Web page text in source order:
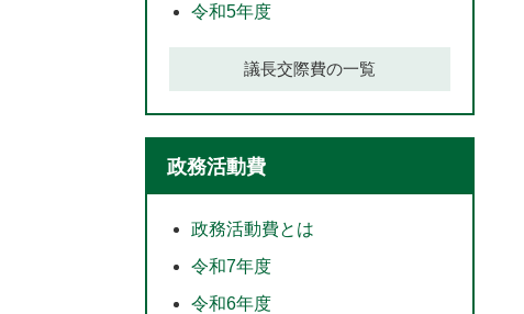
令和5年度
議長交際費の一覧
政務活動費
政務活動費とは
令和7年度
令和6年度